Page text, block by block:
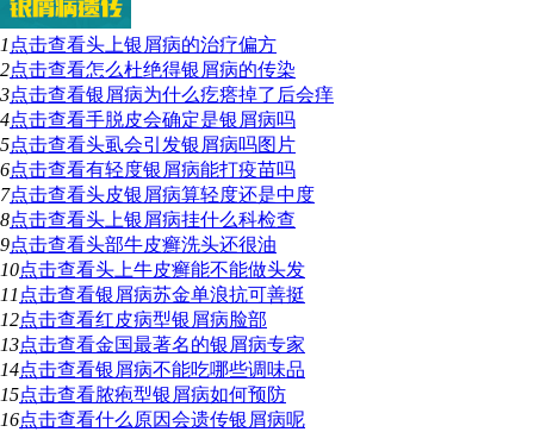
1 点击查看头上银屑病的治疗偏方
2点击查看怎么杜绝得银屑病的传染
3点击查看银屑病为什么疙瘩掉了后会痒
4点击查看手脱皮会确定是银屑病吗
5点击查看头虱会引发银屑病吗图片
6点击查看有轻度银屑病能打疫苗吗
7点击查看头皮银屑病算轻度还是中度
8点击查看头上银屑病挂什么科检查
9点击查看头部牛皮癣洗头还很油
10点击查看头上牛皮癣能不能做头发
11 点击查看银屑病苏金单浪抗可善挺
12点击查看红皮病型银屑病脸部
13点击查看金国最著名的银屑病专家
14点击查看银屑病不能吃哪些调味品
15点击查看脓疱型银屑病如何预防
16点击查看什么原因会遗传银屑病呢